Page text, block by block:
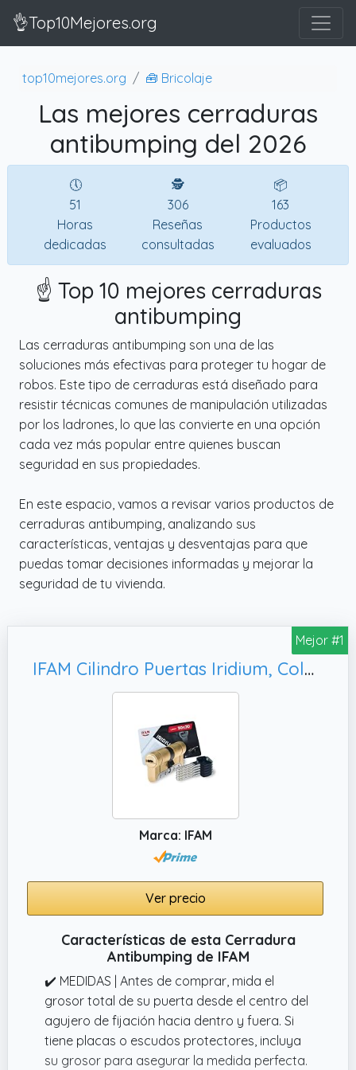
👌Top10Mejores.org
top10mejores.org 🧰 Bricolaje
Las mejores cerraduras
antibumping del 2026
🕔
51
Horas
dedicadas
🕵
306
Reseñas
consultadas
📦
163
Productos
evaluados
☝️ Top 10 mejores cerraduras
antibumping
Las cerraduras antibumping son una de las
soluciones más efectivas para proteger tu hogar de
robos. Este tipo de cerraduras está diseñado para
resistir técnicas comunes de manipulación utilizadas
por los ladrones, lo que las convierte en una opción
cada vez más popular entre quienes buscan
seguridad en sus propiedades.
En este espacio, vamos a revisar varios productos de
cerraduras antibumping, analizando sus
características, ventajas y desventajas para que
puedas tomar decisiones informadas y mejorar la
seguridad de tu vivienda.
Mejor #1
IFAM Cilindro Puertas Iridium, Color Dorado
Marca: IFAM
Ver precio
Características de esta Cerradura
Antibumping de IFAM
✔️ MEDIDAS | Antes de comprar, mida el
grosor total de su puerta desde el centro del
agujero de fijación hacia dentro y fuera. Si
tiene placas o escudos protectores, incluya
su grosor para asegurar la medida perfecta.